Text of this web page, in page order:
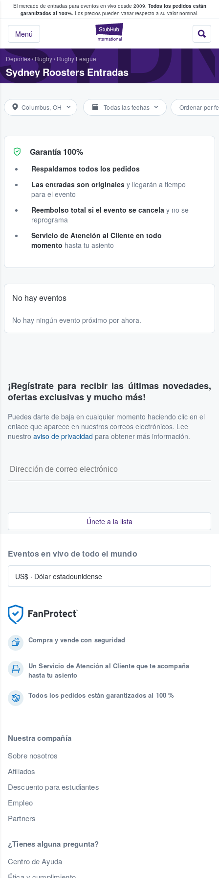
El mercado de entradas para eventos en vivo desde 2009. Todos los pedidos están
garantizados al 100%. Los precios pueden variar respecto a su valor nominal.
StubHub:
Menú
y venta de entradas entre fans
Deportes/ Rugby/ Rugby League
Sydney Roosters Entradas
Columbus, OH Todas las fechas Ordenar por
Garantía 100%
Respaldamos todos los pedidos
Las entradas son originales y llegarán a tiempo
para el evento
Reembolso total si el evento se cancela y no se
reprograma
Servicio de Atención al Cliente en todo
momento hasta tu asiento
No hay eventos
No hay ningún evento próximo por ahora.
¡Regístrate para recibir las últimas novedades,
ofertas exclusivas y mucho más!
Puedes darte de baja en cualquier momento haciendo clic en el
enlace que aparece en nuestros correos electrónicos. Lee
nuestro aviso de privacidad para obtener más información.
Únete a la lista
Compra y vende con seguridad
Un Servicio de Atención al Cliente que te acompaña
hasta tu asiento
Todos los pedidos están garantizados al 100 %
Nuestra compañía
Sobre nosotros
Afiliados
Descuento para estudiantes
Empleo
Partners
¿Tienes alguna pregunta?
Centro de Ayuda
Eventos en vivo de todo el mundo
US$ · Dólar estadounidense